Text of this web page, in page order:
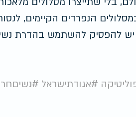
הנפרדים הקיימים,
יש להפסיק להשתמש בהדרת
#אגודתישראל